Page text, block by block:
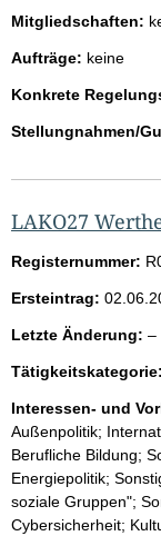
Mitgliedschaften:
Aufträge: keine
Konkrete
Stellungnahmen/
LAKO27
Registernummer:
Ersteintrag:
Letzte Änderung: –l
e
r
Tätigkeitskategorie:
Interessen- und
Außenpolitik;
Berufliche Bildung;
Energiepolitik;
soziale Gruppen";
Cybersicherheit;